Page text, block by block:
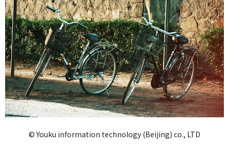
© Youku information technology (Beijing) co., LTD